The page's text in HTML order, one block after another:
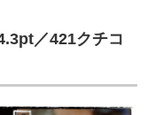
／421クチコ